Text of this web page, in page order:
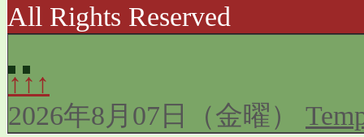
All Rights Reserved
↑↑↑
2026年8月07日（金曜）